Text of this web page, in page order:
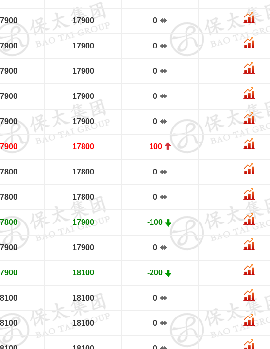
17900 0
17900 0
17900 0
17900 0
17900 0
17800 100
17800 0
17800 0
17900 -100
17900 0
18100 -200
18100 0
18100 0